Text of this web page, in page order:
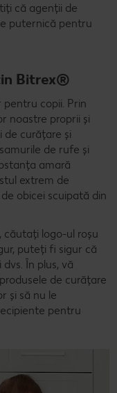
că agenții de
puternică pentru
Bitrex®
copii. Prin
noastre proprii și
de curățare și
de rufe și
amară
extrem de
obicei scuipată din
logo-ul roșu
puteți fi sigur că
În plus, vă
de curățare
și să nu le
pentru